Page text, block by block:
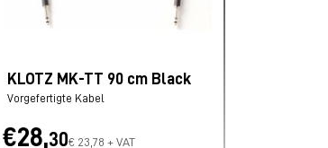
KLOTZ MK-TT 90 cm Black
Vorgefertigte Kabel
€28,30€ 23,78 + VAT